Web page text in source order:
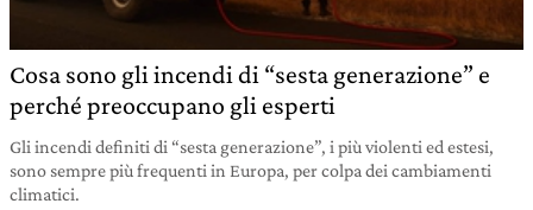
Cosa sono gli incendi di “sesta generazione” e
perché preoccupano gli esperti
Gli incendi definiti di “sesta generazione”, i più violenti ed estesi,
sono sempre più frequenti in Europa, per colpa dei cambiamenti
climatici.